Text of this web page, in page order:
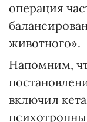
операция
животного».
Напомним,
включил